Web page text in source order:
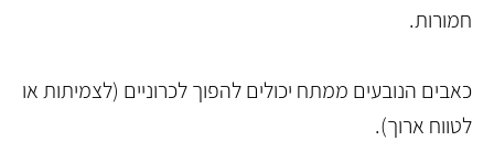
חמורות.
כאבים הנובעים ממתח יכולים להפוך לכרוניים (לצמיתות או
לטווח ארוך).